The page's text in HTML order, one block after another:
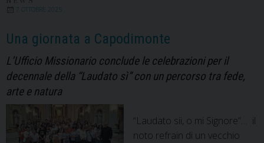
Genti
7 OTTOBRE 2025
Una giornata a Capodimonte
L’Ufficio Missionario conclude le celebrazioni per il
decennale della “Laudato sì” con un percorso tra fede,
arte e natura
“Laudato sii, o mi Signore”… il
noto refrain di un vecchio